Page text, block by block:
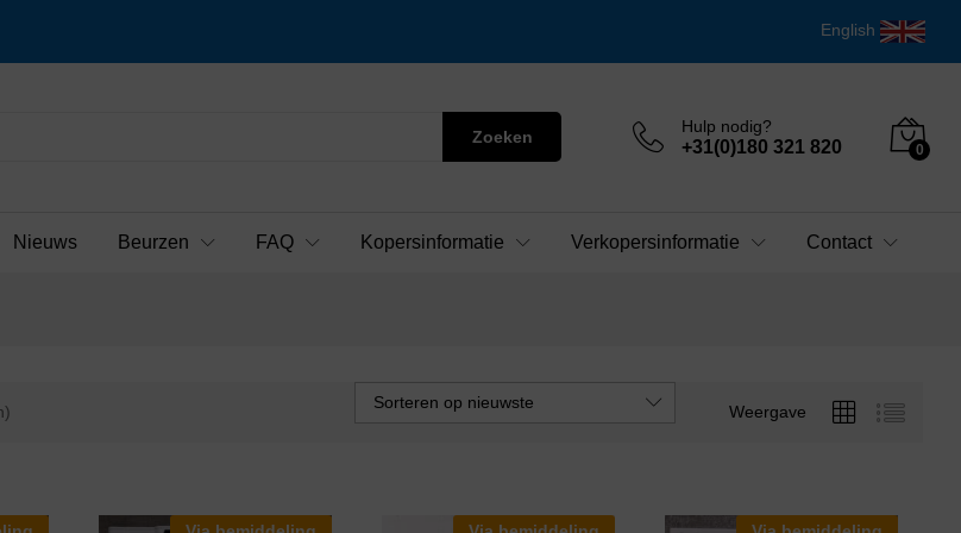
English
Zoeken
Hulp nodig?
+31(0)180 321 820 0
Nieuws Beurzen FAQ Kopersinformatie Verkopersinformatie Contact
Weergave
Sorteren op nieuwste